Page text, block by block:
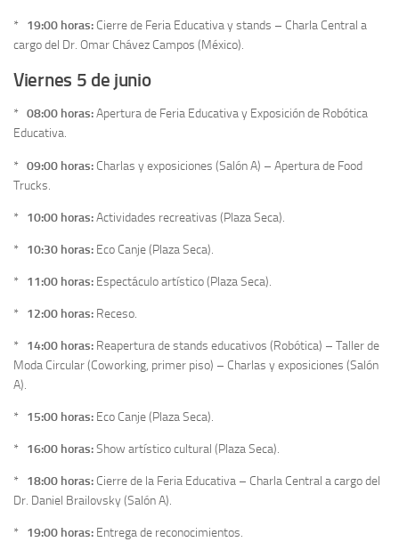
* 19:00 horas: Cierre de Feria Educativa y stands – Charla Central a
cargo del Dr. Omar Chávez Campos (México).
Viernes 5 de junio
* 08:00 horas:Apertura de Feria Educativa y Exposición de Robótica
Educativa.
* 09:00 horas: Charlas y exposiciones (Salón A) – Apertura de Food
Trucks.
* 10:00 horas:Actividades recreativas (Plaza Seca).
* 10:30 horas: Eco Canje (Plaza Seca).
* 11:00 horas: Espectáculo artístico (Plaza Seca).
* 12:00 horas: Receso.
* 14:00 horas: Reapertura de stands educativos (Robótica) – Taller de
Moda Circular (Coworking, primer piso) – Charlas y exposiciones (Salón
A).
* 15:00 horas: Eco Canje (Plaza Seca).
* 16:00 horas:Show artístico cultural (Plaza Seca).
* 18:00 horas: Cierre de la Feria Educativa – Charla Central a cargo del
Dr. Daniel Brailovsky (Salón A).
* 19:00 horas: Entrega de reconocimientos.